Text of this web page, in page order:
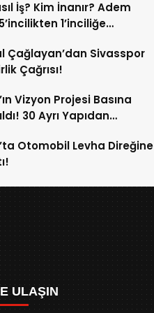
İş? Kim İnanır? Adem
1’inciliğe
Çağlayan’dan Sivasspor
Çağrısı!
Vizyon Projesi Basına
30 Ayrı Yapıdan
Otomobil Levha Direğine
ULAŞIN